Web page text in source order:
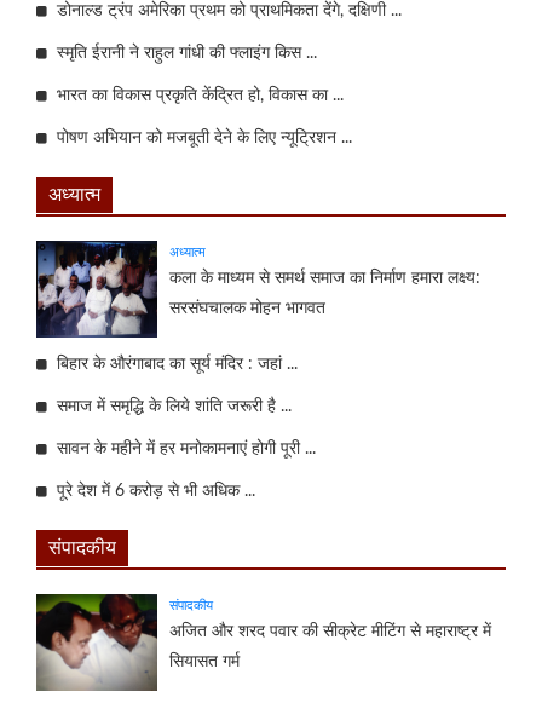
डोनाल्ड ट्रंप अमेरिका प्रथम को प्राथमिकता देंगे, दक्षिणी ...
स्मृति ईरानी ने राहुल गांधी की फ्लाइंग किस ...
भारत का विकास प्रकृति केंद्रित हो, विकास का ...
पोषण अभियान को मजबूती देने के लिए न्यूट्रिशन ...
अध्यात्म
अध्यात्म
कला के माध्यम से समर्थ समाज का निर्माण हमारा लक्ष्य:
सरसंघचालक मोहन भागवत
बिहार के औरंगाबाद का सूर्य मंदिर : जहां ...
समाज में समृद्धि के लिये शांति जरूरी है ...
सावन के महीने में हर मनोकामनाएं होगी पूरी ...
पूरे देश में 6 करोड़ से भी अधिक ...
संपादकीय
संपादकीय
अजित और शरद पवार की सीक्रेट मीटिंग से महाराष्ट्र में
सियासत गर्म